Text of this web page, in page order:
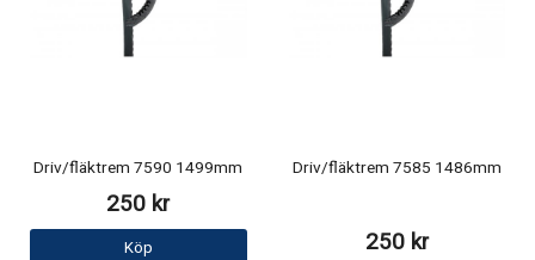
Driv/fläktrem 7590 1499mm
250 kr
Köp
Driv/fläktrem 7585 1486mm
250 kr